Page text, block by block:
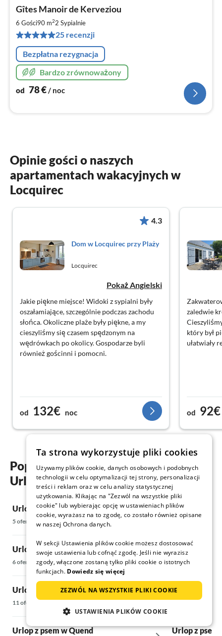
Gîtes Manoir de Kerveziou
6 Gości90 m22 Sypialnie
25 recenzji
Bezpłatna rezygnacja
Bardzo zrównoważony
od 78€ / noc
Opinie gości o naszych
apartamentach wakacyjnych w
Locquirec
4.3
Dom w Locquirec przy Plaży
Locquirec
Pokaż Angielski
Jakie piękne miejsce! Widoki z sypialni były
oszałamiające, szczególnie podczas zachodu
słońca. Okoliczne plaże były piękne, a my
cieszyliśmy się czasem spędzonym na
wędrówkach po okolicy. Gospodarze byli
również gościnni i pomocni.
od 132€ noc
zaledwie
który był
ułatwiały
od 92€
Popularne regiony i miejscowości
Urlop z psem w Locquirec
Urlop z psem w Charleville-Mezieres
5 oferty
Urlop z psem w Pellingen
6 oferty
Urlop z psem w Berck sur Mer
11 oferty
Urlop z psem w Quend
Urlop z psem
16 oferty
Urlop z
16 oferty
Urlop z psem
50 oferty
Urlop z
Ta strona wykorzystuje pliki cookies
Używamy plików cookie, danych osobowych i podobnych
technologii w celu optymalizacji tej strony, personalizacji
treści i reklam oraz w celu analizy statystycznej
użytkowania. Klikając na "Zezwól na wszystkie pliki
cookie" lub wybierając opcję w ustawieniach plików
cookie, wyrażasz na to zgodę, co zostało również opisane
w naszej Ochrona danych.
W sekcji Ustawienia plików cookie możesz dostosować
swoje ustawienia lub cofnąć zgodę. Jeśli nie wyrazisz
zgody, włączone zostaną tylko pliki cookie o istotnych
funkcjach. Dowiedz się więcej
ZEZWÓL NA WSZYSTKIE PLIKI COOKIE
USTAWIENIA PLIKÓW COOKIE